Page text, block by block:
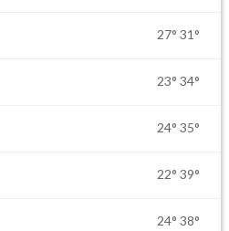
27° 31°
23° 34°
24° 35°
22° 39°
24° 38°